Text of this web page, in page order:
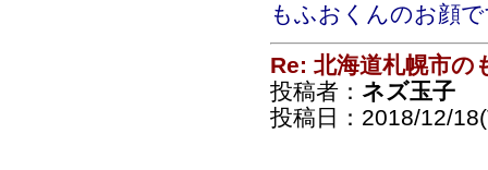
もふおくんのお顔
Re: 北海道札幌市の
投稿者： ネズ玉子
投稿日：2018/12/